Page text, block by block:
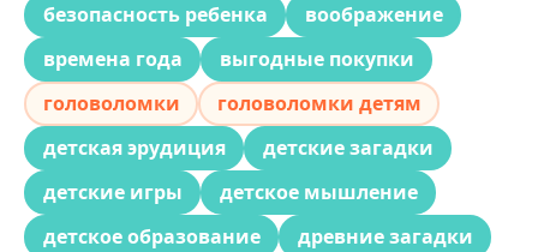
безопасность ребенка
воображение
времена года
выгодные покупки
головоломки
головоломки детям
детская эрудиция
детские загадки
детские игры
детское мышление
детское образование
древние загадки